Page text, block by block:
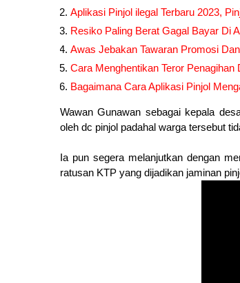
Aplikasi Pinjol ilegal Terbaru 2023,
Resiko Paling Berat Gagal Bayar Di
Awas Jebakan Tawaran Promosi
Cara Menghentikan Teror Penagihan
Bagaimana Cara Aplikasi Pinjol
Wawan Gunawan sebagai kepala
oleh dc pinjol padahal warga tersebut
Ia pun segera melanjutkan dengan
ratusan KTP yang dijadikan jaminan